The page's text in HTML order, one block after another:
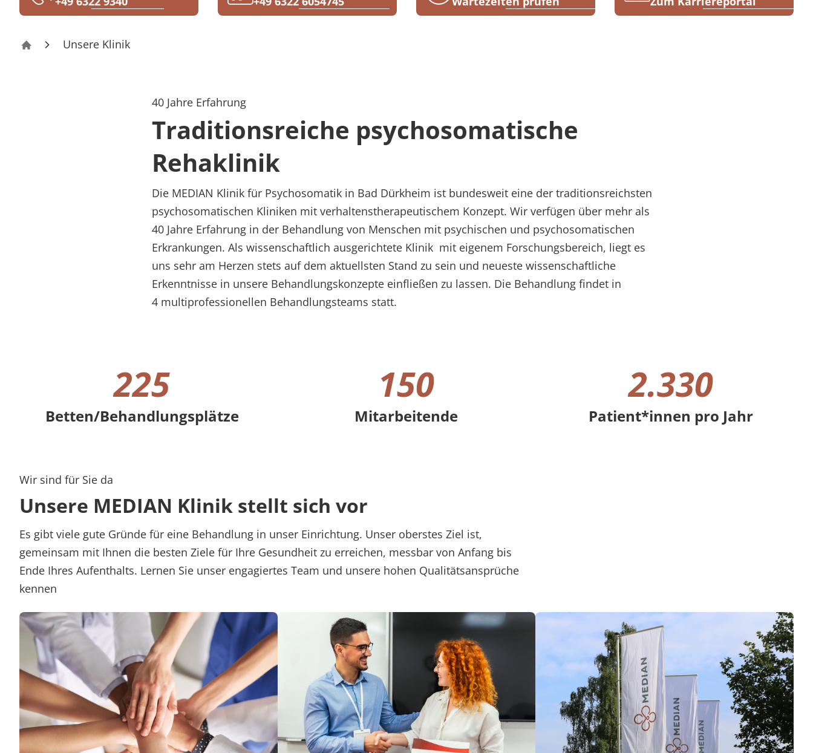
Rheumatologie
Klinik für Psychosomatik Bad Dürkheim
Unsere Klinik
40 Jahre Erfahrung
Traditionsreiche psychosomatische
Rehaklinik
Die MEDIAN Klinik für Psychosomatik in Bad Dürkheim ist bundesweit eine der traditionsreichsten
psychosomatischen Kliniken mit verhaltenstherapeutischem Konzept. Wir verfügen über mehr als
40 Jahre Erfahrung in der Behandlung von Menschen mit psychischen und psychosomatischen
Erkrankungen. Als wissenschaftlich ausgerichtete Klinik mit eigenem Forschungsbereich, liegt es
uns sehr am Herzen stets auf dem aktuellsten Stand zu sein und neueste wissenschaftliche
Erkenntnisse in unsere Behandlungskonzepte einfließen zu lassen. Die Behandlung findet in
4 multiprofessionellen Behandlungsteams statt.
225
Betten/Behandlungsplätze
150
Mitarbeitende
2.330
Patient*innen pro Jahr
Wir sind für Sie da
Unsere MEDIAN Klinik stellt sich vor
Es gibt viele gute Gründe für eine Behandlung in unser Einrichtung. Unser oberstes Ziel ist,
gemeinsam mit Ihnen die besten Ziele für Ihre Gesundheit zu erreichen, messbar von Anfang bis
Ende Ihres Aufenthalts. Lernen Sie unser engagiertes Team und unsere hohen Qualitätsansprüche
kennen